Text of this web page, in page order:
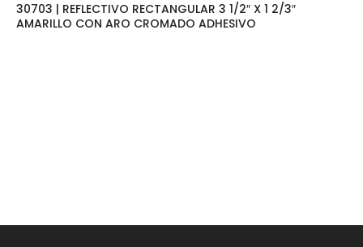
30703 | REFLECTIVO RECTANGULAR 3 1/2″ X 1 2/3″
AMARILLO CON ARO CROMADO ADHESIVO